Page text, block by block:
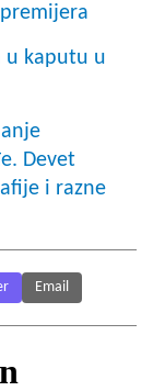
u kaputu u
Devet
i razne
Email